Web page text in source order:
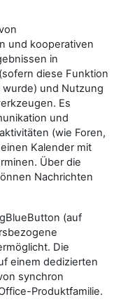
und kooperativen
in
diese Funktion
und Nutzung
Es
und
(wie Foren,
Kalender mit
Über die
Nachrichten
(auf
Die
einem dedizierten
synchron
Produktfamilie.